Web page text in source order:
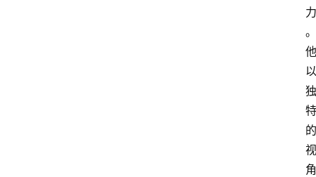
力
。
他
以
独
特
的
视
角